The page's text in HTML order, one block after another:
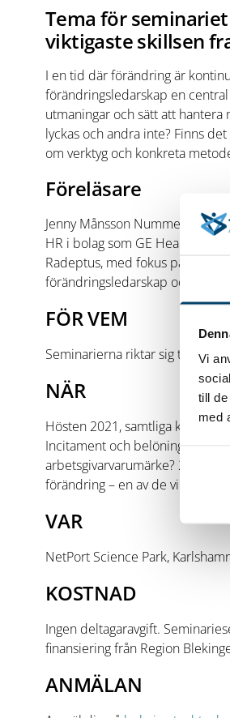
Vi
till
med
Tema för
viktigaste skillsen
I en tid där förändring är
förändringsledarskap en
utmaningar och sätt att
lyckas och andra inte? Finns
om verktyg och konkreta
Föreläsare
Jenny Månsson Nummelin,
HR i bolag som GE Healthcare,
Radeptus, med fokus på
förändringsledarskap och
FÖR VEM
Seminarierna riktar sig till HR-
NÄR
Hösten 2021, samtliga kl.
Incitament och belöningar 26/
arbetsgivarvarumärke? 25/11:
förändring – en av de viktigaste
VAR
NetPort Science Park,
KOSTNAD
Ingen deltagaravgift.
finansiering från Region
ANMÄLAN